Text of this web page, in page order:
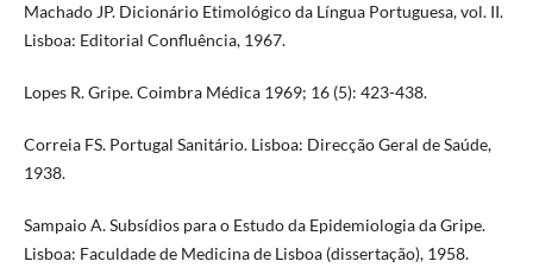
Machado JP. Dicionário Etimológico da Língua Portuguesa, vol. II.
Lisboa: Editorial Confluência, 1967.
Lopes R. Gripe. Coimbra Médica 1969; 16 (5): 423-438.
Correia FS. Portugal Sanitário. Lisboa: Direcção Geral de Saúde,
1938.
Sampaio A. Subsídios para o Estudo da Epidemiologia da Gripe.
Lisboa: Faculdade de Medicina de Lisboa (dissertação), 1958.